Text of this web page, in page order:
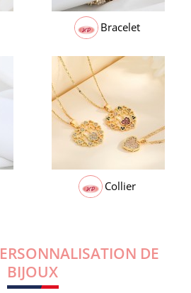
Bracelet
Collier
DE
BIJOUX